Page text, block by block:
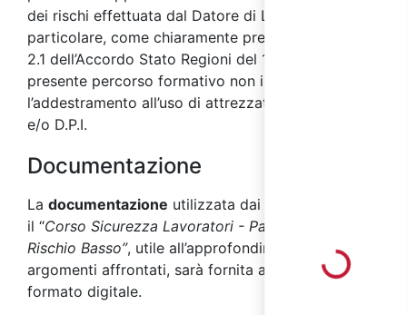
dei rischi effettuata dal Datore di Lavoro. In
particolare, come chiaramente precisato dal punto
2.1 dell’Accordo Stato Regioni del 17/04/2025, il
presente percorso formativo non include
l’addestramento all’uso di attrezzature di lavoro
e/o D.P.I.
Documentazione
La documentazione utilizzata dai docenti durante
il “Corso Sicurezza Lavoratori - Parte Specifica
Rischio Basso”, utile all’approfondimento degli
argomenti affrontati, sarà fornita ai partecipanti in
formato digitale.
Loading...